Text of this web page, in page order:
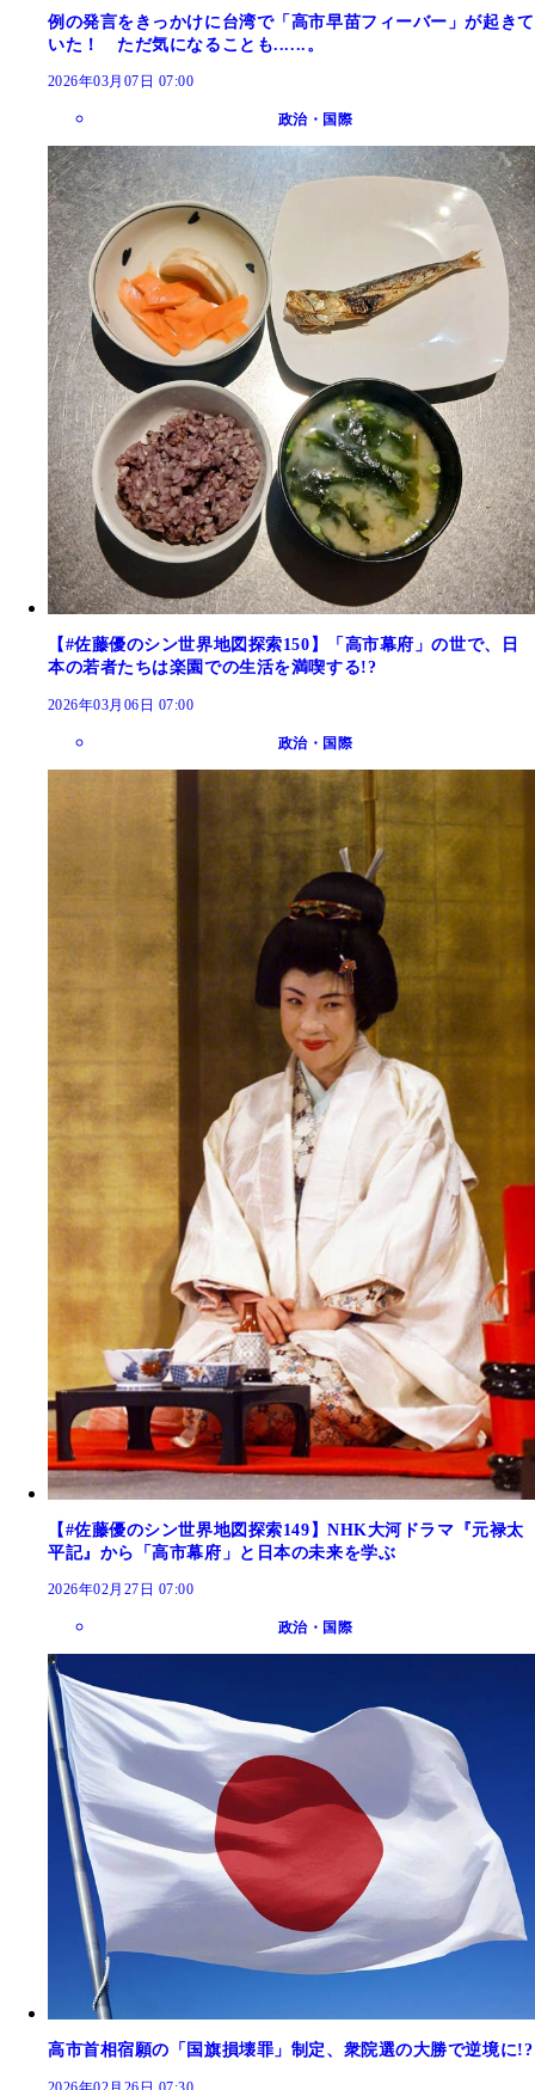
例の発言をきっかけに台湾で「高市早苗フィーバー」が起きて
いた！ ただ気になることも......。
2026年03月07日 07:00
政治・国際
【#佐藤優のシン世界地図探索150】「高市幕府」の世で、日
本の若者たちは楽園での生活を満喫する!?
2026年03月06日 07:00
政治・国際
【#佐藤優のシン世界地図探索149】NHK大河ドラマ『元禄太
平記』から「高市幕府」と日本の未来を学ぶ
2026年02月27日 07:00
政治・国際
高市首相宿願の「国旗損壊罪」制定、衆院選の大勝で逆境に!?